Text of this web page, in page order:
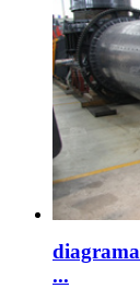
...